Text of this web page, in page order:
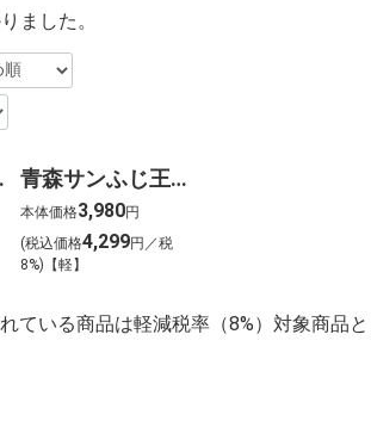
産直
PSO2 %E8%8F%85%E6%B2%BC%E8%A3%95
ました。
雫（6本）」 青森サンふじ王林りんごジュースセット
本体価格3,980円
(税込価格4,299円／税
8%)【軽】
ている商品は軽減税率（8%）対象商品と